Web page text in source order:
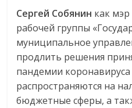
Сергей Собянин как
рабочей группы
муниципальное
продлить решения
пандемии
распространяются на
бюджетные сферы, а